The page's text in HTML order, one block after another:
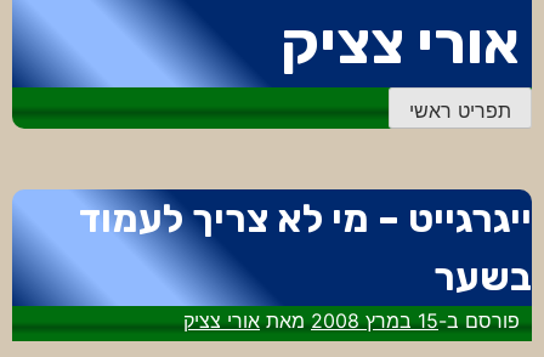
לתוכן
אורי צציק
תפריט ראשי
ייגרגייט – מי לא צריך לעמוד
בשער
פורסם ב-15 במרץ 2008 מאתאורי צציק